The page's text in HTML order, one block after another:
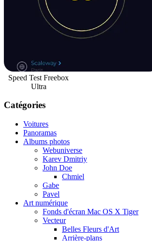
Speed Test Freebox
Ultra
Catégories
Voitures
Panoramas
Albums photos
Webuniverse
Karev Dmitriy
John Doe
Chmiel
Gabe
Pavel
Art numérique
Fonds d'écran Mac OS X Tiger
Vecteur
Belles Fleurs d'Art
Arrière-plans